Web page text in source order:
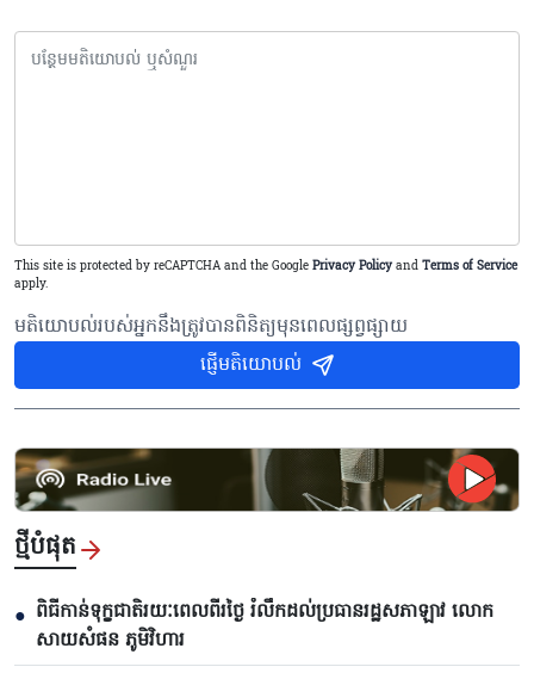
This site is protected by reCAPTCHA and the Google Privacy Policy and Terms of Service
apply.
មតិយោបល់របស់អ្នកនឹងត្រូវបានពិនិត្យមុនពេលផ្សព្វផ្សាយ
ផ្ញើមតិយោបល់
ថ្មីបំផុត
● ពិធីកាន់ទុក្ខជាតិរយៈពេលពីរថ្ងៃ រំលឹកដល់ប្រធានរដ្ឋសភាឡាវ លោក
សាយសំផន ភូមិវិហារ